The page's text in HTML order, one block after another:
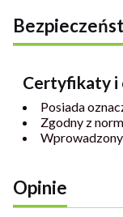
Certyfikaty i
Posiada
Zgodny z
Opinie